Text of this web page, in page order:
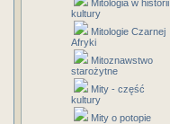
Mitologia w historii
kultury
Mitologie Czarnej
Afryki
Mitoznawstwo
starożytne
Mity - część
kultury
Mity o potopie